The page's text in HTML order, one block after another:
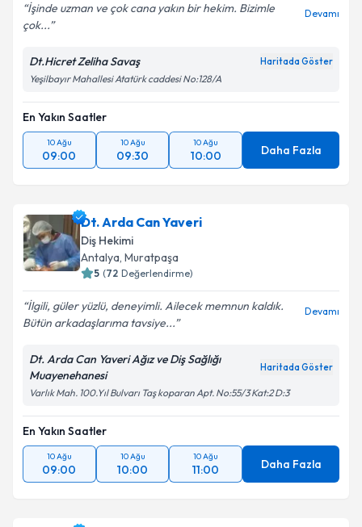
İşinde uzman ve çok cana yakın bir hekim. Bizimle
çok...
Devamı
Dt.Hicret Zeliha Savaş Haritada Göster
Yeşilbayır Mahallesi Atatürk caddesi No:128/A
En Yakın Saatler
10 Ağu
09:00
10 Ağu
09:30
10 Ağu
10:00 Daha Fazla
Dt. Arda Can Yaveri
Diş Hekimi
Antalya, Muratpaşa
5 (72 Değerlendirme)
İlgili, güler yüzlü, deneyimli. Ailecek memnun kaldık.
Bütün arkadaşlarıma tavsiye...
Devamı
Dt. Arda Can Yaveri Ağız ve Diş Sağlığı
Muayenehanesi
Haritada Göster
Varlık Mah. 100.Yıl Bulvarı Taş koparan Apt. No:55/3 Kat:2 D:3
En Yakın Saatler
10 Ağu
09:00
10 Ağu
10:00
10 Ağu
11:00 Daha Fazla